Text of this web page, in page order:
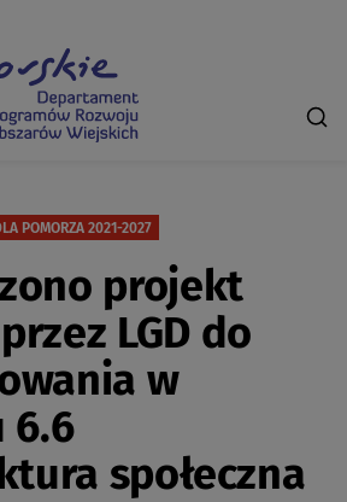
POMORZA 2021-2027
projekt
LGD do
w
6.6
społeczna